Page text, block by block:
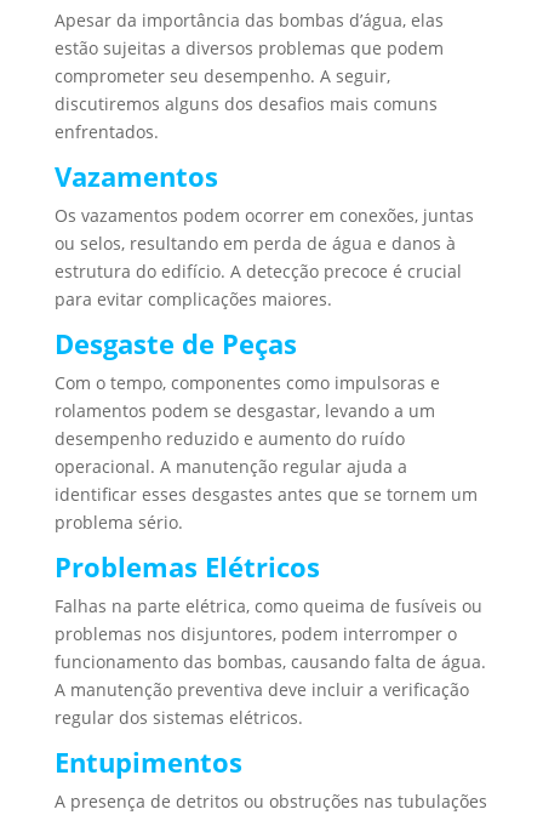
Apesar da importância das bombas d’água, elas
estão sujeitas a diversos problemas que podem
comprometer seu desempenho. A seguir,
discutiremos alguns dos desafios mais comuns
enfrentados.
Vazamentos
Os vazamentos podem ocorrer em conexões, juntas
ou selos, resultando em perda de água e danos à
estrutura do edifício. A detecção precoce é crucial
para evitar complicações maiores.
Desgaste de Peças
Com o tempo, componentes como impulsoras e
rolamentos podem se desgastar, levando a um
desempenho reduzido e aumento do ruído
operacional. A manutenção regular ajuda a
identificar esses desgastes antes que se tornem um
problema sério.
Problemas Elétricos
Falhas na parte elétrica, como queima de fusíveis ou
problemas nos disjuntores, podem interromper o
funcionamento das bombas, causando falta de água.
A manutenção preventiva deve incluir a verificação
regular dos sistemas elétricos.
Entupimentos
A presença de detritos ou obstruções nas tubulações